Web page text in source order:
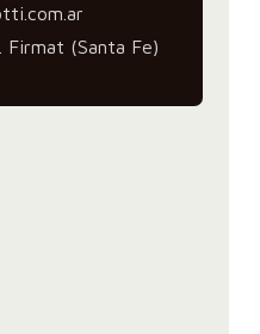
Firmat (Santa Fe)